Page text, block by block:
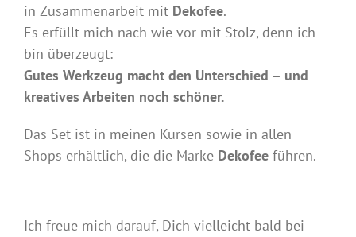
in Zusammenarbeit mit Dekofee.
Es erfüllt mich nach wie vor mit Stolz, denn ich
bin überzeugt:
Gutes Werkzeug macht den Unterschied – und
kreatives Arbeiten noch schöner.
Das Set ist in meinen Kursen sowie in allen
Shops erhältlich, die die Marke Dekofee führen.
Ich freue mich darauf, Dich vielleicht bald bei